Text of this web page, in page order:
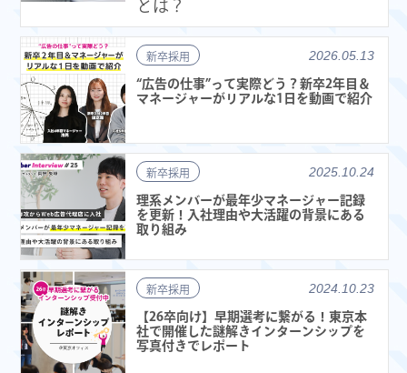
とは？
新卒採用 2026.05.13
“広告の仕事”って実際どう？新卒2年目＆
マネージャーがリアルな1日を動画で紹介
新卒採用 2025.10.24
理系メンバーが最年少マネージャー記録
を更新！入社理由や大活躍の背景にある
取り組み
新卒採用 2024.10.23
【26卒向け】早期選考に繋がる！東京本
社で開催した謎解きインターンシップを
写真付きでレポート